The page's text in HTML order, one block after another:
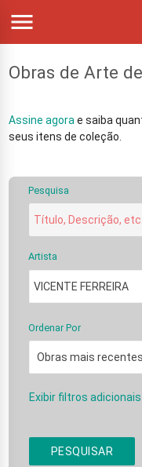

Obras de Arte
Assine agora e saiba
seus itens de coleção.
Pesquisa
Artista
Ordenar Por
Exibir filtros adicionais
PESQUISAR